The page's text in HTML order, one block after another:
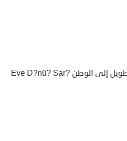
معلومات عن الفيلم التركي الطريق الطويل إلى الوطن Eve D?nü? Sar?